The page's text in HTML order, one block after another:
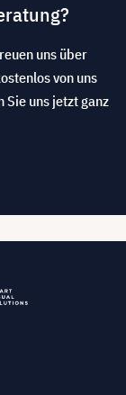
uns über
von uns
uns jetzt ganz